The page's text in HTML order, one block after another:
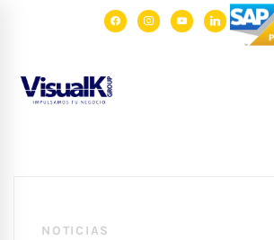
facebookinstagram
youtubelinkedin
NOTICIAS